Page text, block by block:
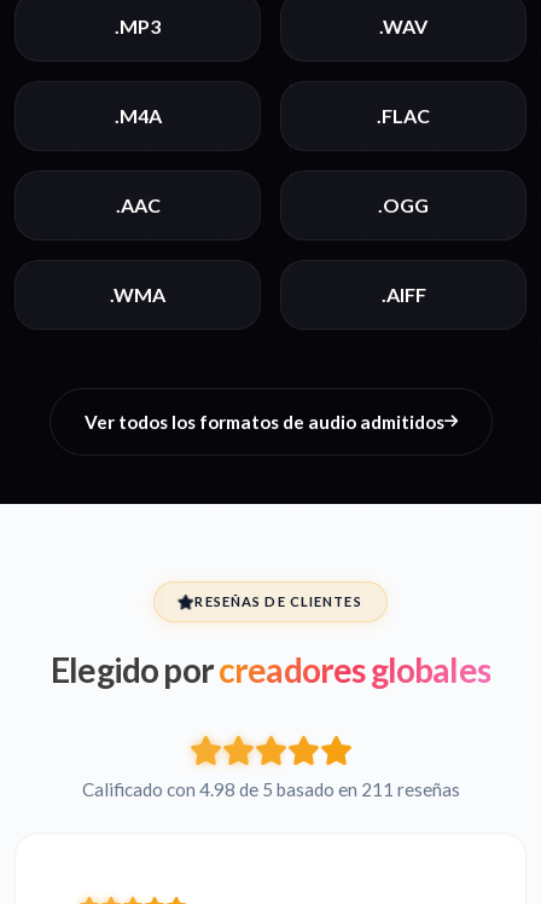
.MP3 .WAV
.M4A .FLAC
.AAC .OGG
.WMA .AIFF
Ver todos los formatos de audio admitidos
RESEÑAS DE CLIENTES
Elegido porcreadores globales
Calificado con 4.98 de 5 basado en 211 reseñas